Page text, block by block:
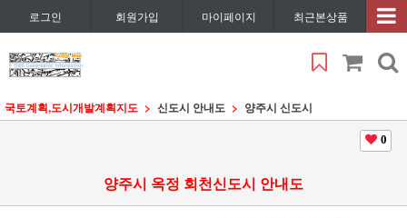
로그인 회원가입 마이페이지 최근본상품
국토계획,도시개발계획지도 신도시 안내도 양주시 신도시
0
양주시 옥정 회천신도시 안내도